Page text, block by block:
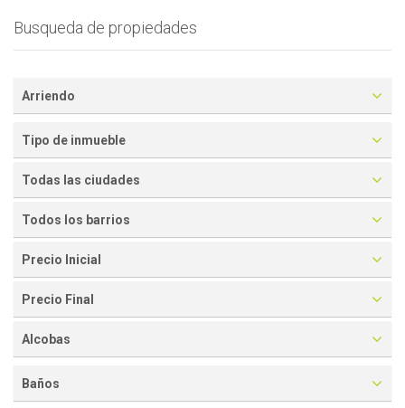
Busqueda de propiedades
Arriendo
Tipo de inmueble
Todas las ciudades
Todos los barrios
Precio Inicial
Precio Final
Alcobas
Baños